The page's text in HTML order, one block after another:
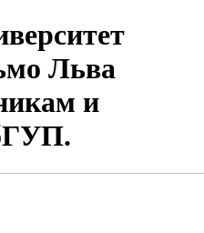
Льва
и